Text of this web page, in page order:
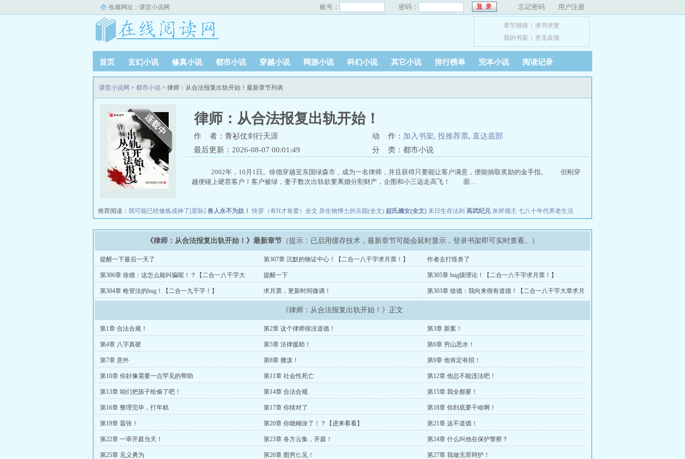
收藏网址： 课堂小说网 账号： 密码： 忘记密码 用户注册
章节报错
求书求更
我的书架
意见反馈
首页 玄幻小说 修真小说 都市小说 穿越小说 网游小说 科幻小说 其它小说 排行榜单 完本小说 阅读记录
课堂小说网 > 都市小说 > 律师：从合法报复出轨开始！最新章节列表
律师：从合法报复出轨开始！
作 者：青衫仗剑行天涯 动 作： 加入书架, 投推荐票, 直达底部
最后更新：2026-08-07 00:01:49
分 类：都市小说
2002年，10月1日。徐德穿越至东国绿森市，成为一名律师，并且获得只要能让客户满意，便能抽取奖励的金手指。 但刚穿
越便碰上硬茬客户！客户被绿，妻子数次出轨欲要离婚分割财产，企图和小三远走高飞！ 面…
推荐阅读： 我可能已经修炼成神了[星际] 兽人永不为奴！ 快穿（有H才有爱）全文 异生物博士的乐园(全文) 赵氏嫡女(全文) 末日生存法则 高武纪元 灰烬领主 七八十年代养老生活
《律师：从合法报复出轨开始！》最新章节 （提示：已启用缓存技术，最新章节可能会延时显示，登录书架即可实时查看。）
提醒一下最后一天了 第307章 沉默的物证中心！【二合一八千字求月票！】 作者去打怪兽了
第306章 徐德：这怎么能叫骗呢！？【二合一八千字大
章！】
提醒一下 第305章 bug级理论！【二合一八千字求月票！】
第304章 枪管法的bug！【二合一九千字！】 求月票，更新时间微调！
第303章 徐德：我向来很有道德！【二合一八千字大章求月
《律师：从合法报复出轨开始！》正文
第1章 合法合规！ 第2章 这个律师很没道德！ 第3章 新案！
第4章 八字真硬 第5章 法律援助！ 第6章 穷山恶水！
第7章 意外 第8章 撒泼！ 第9章 他肯定有招！
第10章 你好像需要一点罕见的帮助 第11章 社会性死亡 第12章 他总不能违法吧！
第13章 咱们把孩子给偷了吧！ 第14章 合法合规 第15章 我全都要！
第16章 整理完毕，打年糕 第17章 你猜对了 第18章 你到底要干啥啊！
第19章 嚣张！ 第20章 你烧糊涂了！？【进来看看】 第21章 这不道德！
第22章 一审开庭当天！ 第23章 各方云集，开庭！ 第24章 什么叫他在保护警察？
第25章 见义勇为 第26章 图穷匕见！ 第27章 我做无罪辩护！